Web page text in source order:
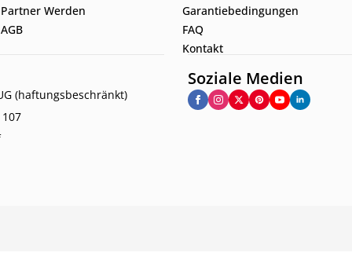
Partner Werden
AGB
Garantiebedingungen
FAQ
Kontakt
(haftungsbeschränkt)
Soziale Medien